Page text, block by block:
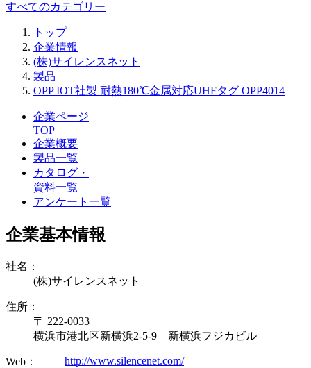
すべてのカテゴリー
トップ
企業情報
(株)サイレンスネット
製品
OPP IOT社製 耐熱180℃金属対応UHFタグ OPP4014
企業ページ
TOP
企業概要
製品一覧
カタログ・
資料一覧
アンケート一覧
企業基本情報
社名：
(株)サイレンスネット
住所：
〒 222-0033
横浜市港北区新横浜2-5-9 新横浜フジカビル
Web： http://www.silencenet.com/